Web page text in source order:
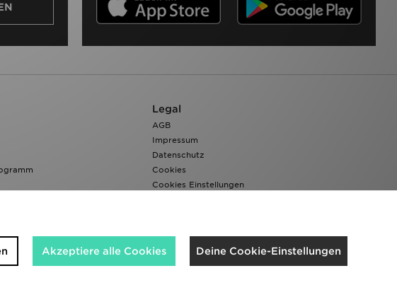
Legal
AGB
Impressum
Datenschutz
Cookies
Cookies Einstellungen
Deine Cookie-Einstellungen
Akzeptiere alle Cookies